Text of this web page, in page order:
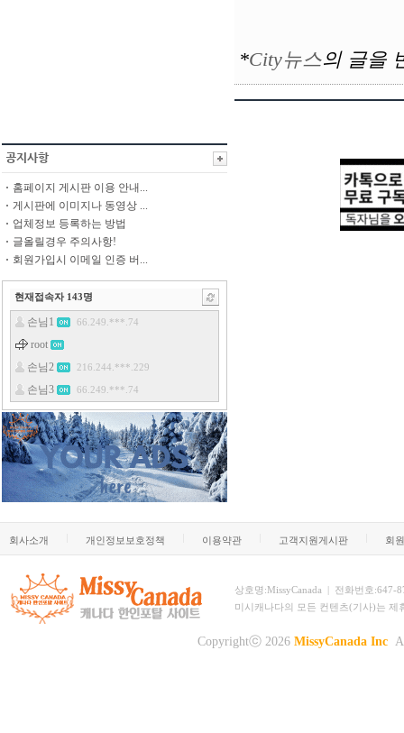
홈페이지 게시판 이용 안내...
게시판에 이미지나 동영상 ...
업체정보 등록하는 방법
글올릴경우 주의사항!
회원가입시 이메일 인증 버...
현재접속자 143명
*City뉴스의 글을
회사소개 개인정보보호정책 이용약관 고객지원게시판 회
상호명:MissyCanada | 전화번호:647-
미시캐나다의 모든 컨텐츠(기사)는
Copyrightⓒ 2026 MissyCanada Inc